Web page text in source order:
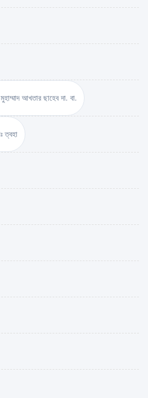
আখতার ছাহেব দা. বা.
ত্বহা